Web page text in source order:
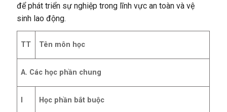
để phát triển sự nghiệp trong lĩnh vực an toàn và vệ
sinh lao động.
TT Tên môn học
A. Các học phần chung
Học phần bắt buộc